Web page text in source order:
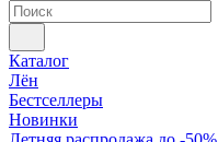
Каталог
Лён
Бестселлеры
Новинки